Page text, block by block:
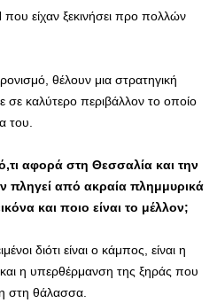
είχαν ξεκινήσει προ πολλών
θέλουν μια στρατηγική
καλύτερο περιβάλλον το οποίο
του.
αφορά στη Θεσσαλία και την
πληγεί από ακραία πλημμυρικά
και ποιο είναι το μέλλον;
διότι είναι ο κάμπος, είναι η
και η υπερθέρμανση της ξηράς που
στη θάλασσα.